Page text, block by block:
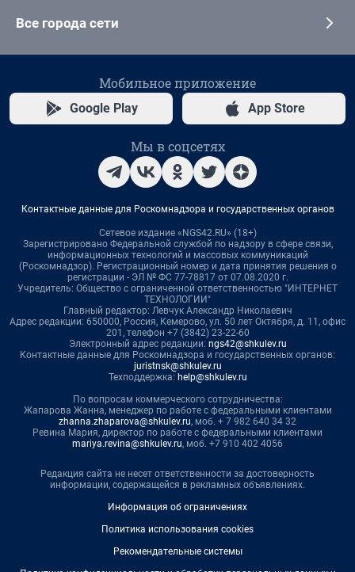
Все города сети
Мобильное приложение
Google Play App Store
Мы в соцсетях
Контактные данные для Роскомнадзора и государственных органов
Сетевое издание «NGS42.RU» (18+)
Зарегистрировано Федеральной службой по надзору в сфере связи,
информационных технологий и массовых коммуникаций
(Роскомнадзор). Регистрационный номер и дата принятия решения о
регистрации - ЭЛ № ФС 77-78817 от 07.08.2020 г.
Учредитель: Общество с ограниченной ответственностью "ИНТЕРНЕТ
ТЕХНОЛОГИИ"
Главный редактор: Левчук Александр Николаевич
Адрес редакции: 650000, Россия, Кемерово, ул. 50 лет Октября, д. 11, офис
201, телефон +7 (3842) 23-22-60
Электронный адрес редакции: ngs42@shkulev.ru
Контактные данные для Роскомнадзора и государственных органов:
juristnsk@shkulev.ru
Техподдержка: help@shkulev.ru
По вопросам коммерческого сотрудничества:
Жапарова Жанна, менеджер по работе с федеральными клиентами
zhanna.zhaparova@shkulev.ru, моб. + 7 982 640 34 32
Ревина Мария, директор по работе с федеральными клиентами
mariya.revina@shkulev.ru, моб. +7 910 402 4056
Редакция сайта не несет ответственности за достоверность
информации, содержащейся в рекламных объявлениях.
Информация об ограничениях
Политика использования cookies
Рекомендательные системы